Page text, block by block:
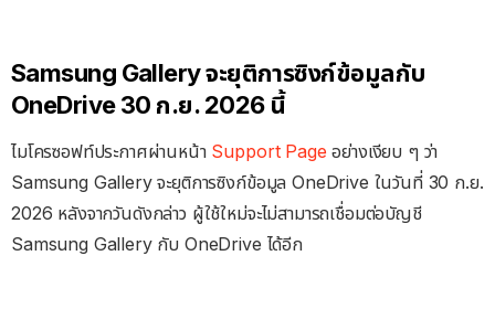
Samsung Gallery จะยุติการซิงก์ข้อมูลกับ
OneDrive 30 ก.ย. 2026 นี้
ไมโครซอฟท์ประกาศผ่านหน้า Support Page อย่างเงียบ ๆ ว่า
Samsung Gallery จะยุติการซิงก์ข้อมูล OneDrive ในวันที่ 30 ก.ย.
2026 หลังจากวันดังกล่าว ผู้ใช้ใหม่จะไม่สามารถเชื่อมต่อบัญชี
Samsung Gallery กับ OneDrive ได้อีก